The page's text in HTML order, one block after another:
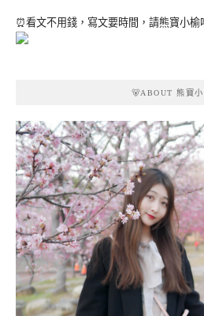
⏰看文不用錢，寫文要時間，請熊寶小榆
🐻ABOUT 熊寶